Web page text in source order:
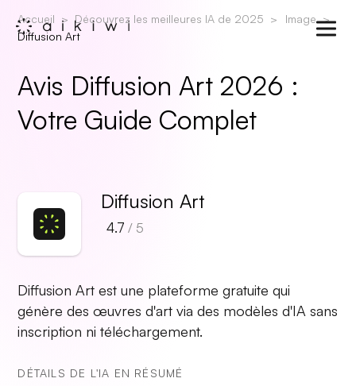
Accueil Découvrez les meilleures IA de 2025
Image
Diffusion Art
Avis Diffusion Art 2026 :
Votre Guide Complet
Diffusion Art
4.7 / 5
Diffusion Art est une plateforme gratuite qui
génère des œuvres d'art via des modèles d'IA sans
inscription ni téléchargement.
DÉTAILS DE L'IA EN RÉSUMÉ